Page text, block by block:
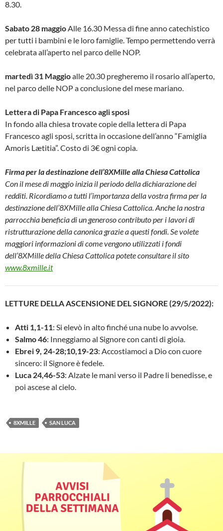
8.30.
Sabato 28 maggioAlle 16.30 Messa di fine anno catechistico
per tutti i bambini e le loro famiglie. Tempo permettendo verrà
celebrata all’aperto nel parco delle NOP.
martedì 31 Maggioalle 20.30 pregheremo il rosario all’aperto,
nel parco delle NOP a conclusione del mese mariano.
Lettera di Papa Francesco agli sposi
In fondo alla chiesa trovate copie della lettera di Papa
Francesco agli sposi, scritta in occasione dell’anno “Famiglia
Amoris Lætitia”. Costo di 3€ ogni copia.
Firma per la destinazione dell’8XMille alla Chiesa Cattolica
Con il mese di maggio inizia il periodo della dichiarazione dei
redditi. Ricordiamo a tutti l’importanza della vostra firma per la
destinazione dell’8XMille alla Chiesa Cattolica. Anche la nostra
parrocchia beneficia di un generoso contributo per i lavori di
ristrutturazione della canonica grazie a questi fondi. Se volete
maggiori informazioni di come vengono utilizzati i fondi
dell’8XMille della Chiesa Cattolica potete consultare il sito
www.8xmille.it
LETTURE DELLA ASCENSIONE DEL SIGNORE (29/5/2022):
Atti 1,1-11: Si elevò in alto finché una nube lo avvolse.
Salmo 46: Inneggiamo al Signore con canti di gioia.
Ebrei 9, 24-28;10,19-23: Accostiamoci a Dio con cuore
sincero: il Signore è fedele.
Luca 24,46-53: Alzate le mani verso il Padre li benedisse, e
poi ascese al cielo.
8XMILLE SAN LUCA